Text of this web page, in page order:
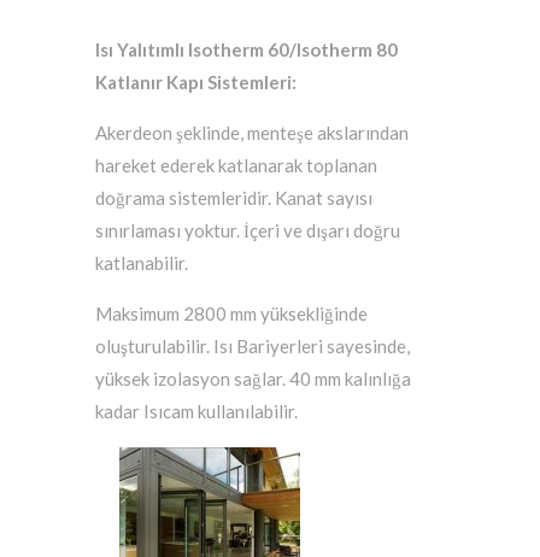
Isı Yalıtımlı Isotherm 60/Isotherm 80
Katlanır Kapı Sistemleri:
Akerdeon şeklinde, menteşe akslarından
hareket ederek katlanarak toplanan
doğrama sistemleridir. Kanat sayısı
sınırlaması yoktur. İçeri ve dışarı doğru
katlanabilir.
Maksimum 2800 mm yüksekliğinde
oluşturulabilir. Isı Bariyerleri sayesinde,
yüksek izolasyon sağlar. 40 mm kalınlığa
kadar Isıcam kullanılabilir.